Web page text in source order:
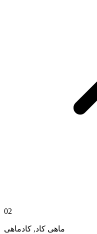
02
ماهی کاد, کادماهی